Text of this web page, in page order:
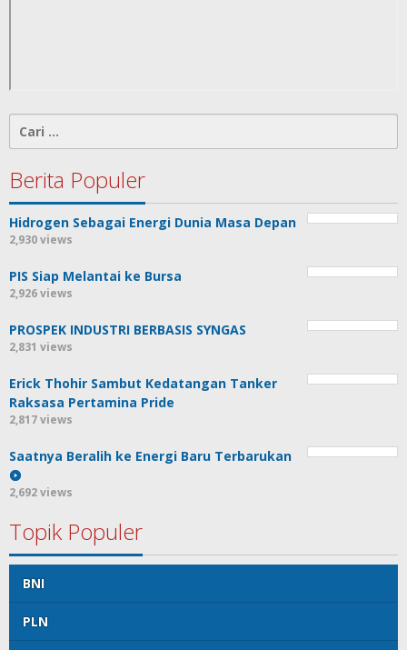
untuk:
Berita Populer
Hidrogen Sebagai Energi Dunia Masa Depan
2,930 views
PIS Siap Melantai ke Bursa
2,926 views
PROSPEK INDUSTRI BERBASIS SYNGAS
2,831 views
Erick Thohir Sambut Kedatangan Tanker
Raksasa Pertamina Pride
2,817 views
Saatnya Beralih ke Energi Baru Terbarukan
2,692 views
Topik Populer
BNI
PLN